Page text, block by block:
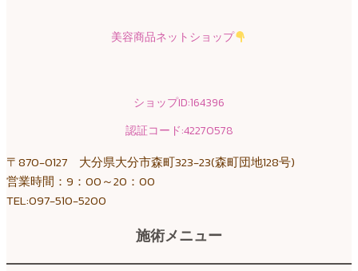
美容商品ネットショップ
ショップID:164396
認証コード:42270578
〒870-0127 大分県大分市森町323-23(森町団地128号)
営業時間：9：00～20：00
TEL:097-510-5200
施術メニュー